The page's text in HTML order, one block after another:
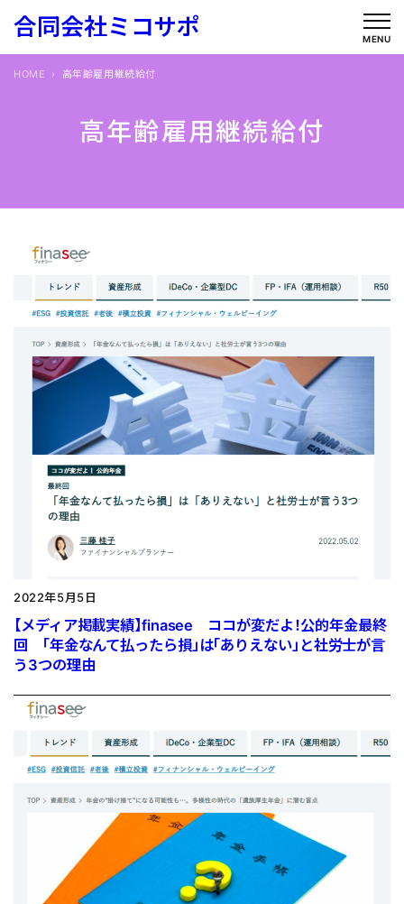
を
合同会社ミコサポ MENU
高年齢雇用継続給付
HOME 高年齢雇用継続給付
2022年5月5日
【メディア掲載実績】finasee ココが変だよ！公的年金最終
回 「年金なんて払ったら損」は「ありえない」と社労士が言
う3つの理由